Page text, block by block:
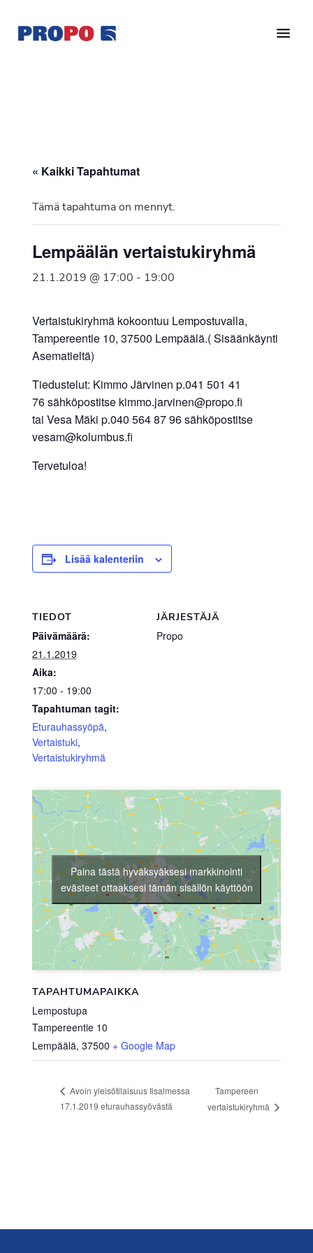
pääsisältöön
alatunnisteeseen
Ry
vuonna
Suomen
« Kaikki Tapahtumat
Tämä tapahtuma on mennyt.
Lempäälän vertaistukiryhmä
21.1.2019 @ 17:00 - 19:00
Vertaistukiryhmä kokoontuu Lempostuvalla,
Tampereentie 10, 37500 Lempäälä.( Sisäänkäynti
Asematieltä)
Tiedustelut: Kimmo Järvinen p.041 501 41
76 sähköpostitse kimmo.jarvinen@propo.fi
tai Vesa Mäki p.040 564 87 96 sähköpostitse
vesam@kolumbus.fi
Tervetuloa!
Lisää kalenteriin
TIEDOT
Päivämäärä:
21.1.2019
Aika:
17:00 - 19:00
Tapahtuman tagit:
Eturauhassyöpä,
Vertaistuki,
Vertaistukiryhmä
JÄRJESTÄJÄ
Propo
TAPAHTUMAPAIKKA
Lempostupa
Tampereentie 10
Lempäälä, 37500 + Google Map
Paina tästä hyväksyäksesi markkinointi
evästeet ottaaksesi tämän sisällön käyttöön
Avoin yleisötilaisuus Iisalmessa
17.1.2019 eturauhassyövästä
Tampereen
vertaistukiryhmä